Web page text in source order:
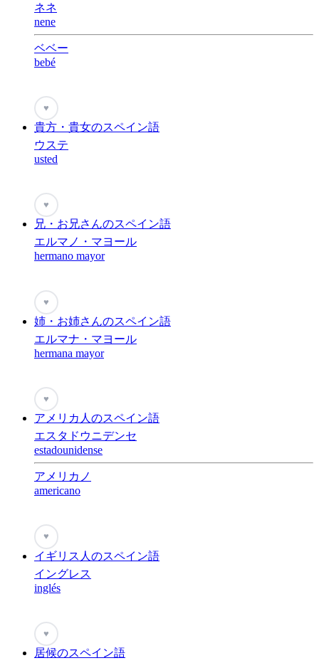
ネネ
nene
ベベー
bebé
♥
貴方・貴女のスペイン語
ウステ
usted
♥
兄・お兄さんのスペイン語
エルマノ・マヨール
hermano mayor
♥
姉・お姉さんのスペイン語
エルマナ・マヨール
hermana mayor
♥
アメリカ人のスペイン語
エスタドウニデンセ
estadounidense
アメリカノ
americano
♥
イギリス人のスペイン語
イングレス
inglés
♥
居候のスペイン語